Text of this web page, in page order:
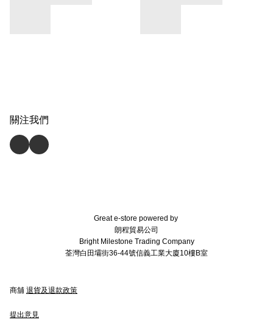
關注我們
Great e-store powered by
朗程貿易公司
Bright Milestone Trading Company
荃灣白田壩街36-44號信義工業大廈10樓B室
商舖 退貨及退款政策
提出意見